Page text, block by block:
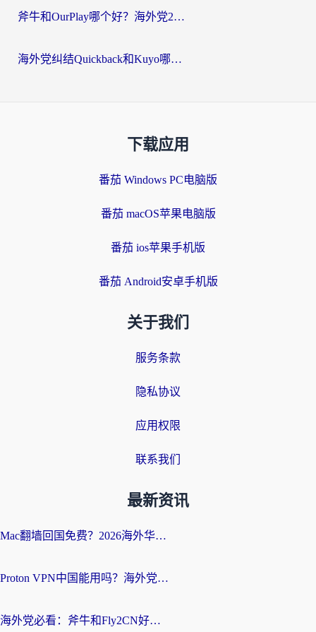
斧牛和OurPlay哪个好？海外党2026亲测：选对加速器，国内资源秒加载
海外党纠结Quickback和Kuyo哪个好？选对回国加速器才能无缝刷国内资源
下载应用
番茄 Windows PC电脑版
番茄 macOS苹果电脑版
番茄 ios苹果手机版
番茄 Android安卓手机版
关于我们
服务条款
隐私协议
应用权限
联系我们
最新资讯
Mac翻墙回国免费？2026海外华人亲测：从CCTV5直播到国内APP，这样选加速器才靠谱
Proton VPN中国能用吗？海外党选回国加速器的避坑指南（附番茄加速器实测）
海外党必看：斧牛和Fly2CN好用吗？3招教你选对回国加速器（附免费试用攻略）